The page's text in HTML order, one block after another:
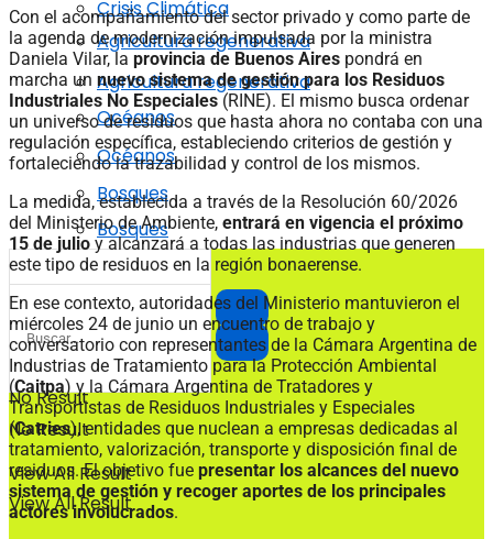
Agricultura regenerativa
Océanos
Bosques
No Result
View All Result
Crisis Climática
Agricultura regenerativa
Océanos
Bosques
No Result
View All Result
Con el acompañamiento del sector privado y como parte de
la agenda de modernización impulsada por la ministra
Daniela Vilar, la provincia de Buenos Aires pondrá en
marcha un nuevo sistema de gestión para los Residuos
Industriales No Especiales (RINE). El mismo busca ordenar
un universo de residuos que hasta ahora no contaba con una
regulación específica, estableciendo criterios de gestión y
fortaleciendo la trazabilidad y control de los mismos.
La medida, establecida a través de la Resolución 60/2026
del Ministerio de Ambiente, entrará en vigencia el próximo
15 de julioy alcanzará a todas las industrias que generen
este tipo de residuos en la región bonaerense.
En ese contexto, autoridades del Ministerio mantuvieron el
miércoles 24 de junio un encuentro de trabajo y
conversatorio con representantes de la Cámara Argentina de
Industrias de Tratamiento para la Protección Ambiental
(Caitpa) y la Cámara Argentina de Tratadores y
Transportistas de Residuos Industriales y Especiales
(Catries), entidades que nuclean a empresas dedicadas al
tratamiento, valorización, transporte y disposición final de
residuos. El objetivo fue presentar los alcances del nuevo
sistema de gestión y recoger aportes de los principales
actores involucrados.